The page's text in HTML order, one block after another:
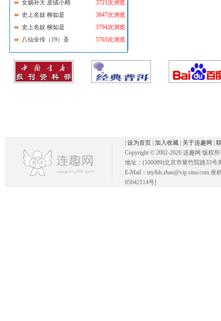
女娲补天 皮绒小精
3721次浏览
史上名妓 柳如是
3847次浏览
史上名妓 柳如是
3794次浏览
八仙全传（19）圣
5763次浏览
设为首页 加入收藏 关于连趣网
Copyright © 2002-2026 连趣网 版权
地址：(100089)北京市紫竹院路33号
E-Mail：mylhh.zhao@vip.sina.com
05042114号]